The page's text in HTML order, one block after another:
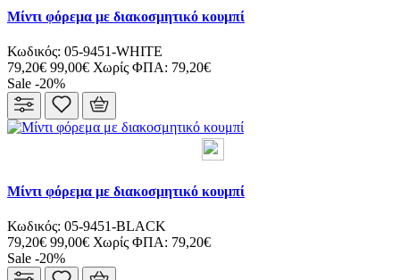
Μίντι φόρεμα με διακοσμητικό κουμπί
Κωδικός: 05-9451-WHITE
79,20€ 99,00€ Χωρίς ΦΠΑ: 79,20€
Sale -20%
Μίντι φόρεμα με διακοσμητικό κουμπί
Κωδικός: 05-9451-BLACK
79,20€ 99,00€ Χωρίς ΦΠΑ: 79,20€
Sale -20%